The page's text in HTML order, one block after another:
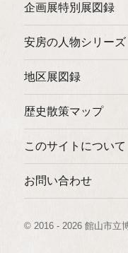
企画展特別展図録
安房の人物シリーズ
地区展図録
歴史散策マップ
このサイトについて
お問い合わせ
© 2016 - 2026 館山市立